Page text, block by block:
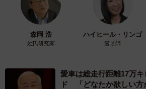
出会いを問う1問目でクラスまで具体的に覚え
1問目をクリアして順調な滑り出しに
た手料理"を答えられなかったよしゆ
森岡 浩
姓氏研究家
ハイヒール・リンゴ
漫才師
愛車は総走行距離17万
ド 「どなたか欲しい